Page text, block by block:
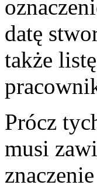
datę
także
Prócz
musi